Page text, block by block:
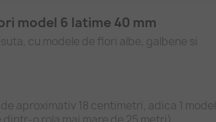
model 6 latime 40 mm
cu modele de flori albe, galbene si
aproximativ 18 centimetri, adica 1 model